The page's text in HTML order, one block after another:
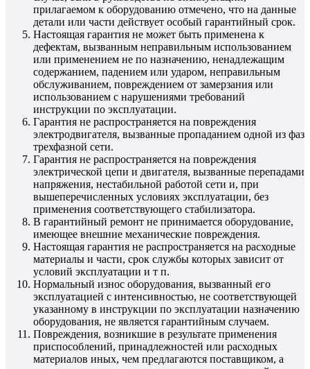
прилагаемом к оборудованию отмечено, что на данные
детали или части действует особый гарантийный срок.
Настоящая гарантия не может быть применена к
дефектам, вызванным неправильным использованием
или применением не по назначению, ненадлежащим
содержанием, падением или ударом, неправильным
обслуживанием, повреждением от замерзания или
использованием с нарушениями требований
инструкции по эксплуатации.
Гарантия не распространяется на повреждения
электродвигателя, вызванные пропаданием одной из фаз
трехфазной сети.
Гарантия не распространяется на повреждения
электрической цепи и двигателя, вызванные перепадами
напряжения, нестабильной работой сети и, при
вышеперечисленных условиях эксплуатации, без
применения соответствующего стабилизатора.
В гарантийный ремонт не принимается оборудование,
имеющее внешние механические повреждения.
Настоящая гарантия не распространяется на расходные
материалы и части, срок службы которых зависит от
условий эксплуатации и т п.
Нормальный износ оборудования, вызванный его
эксплуатацией с интенсивностью, не соответствующей
указанному в инструкции по эксплуатации назначению
оборудования, не является гарантийным случаем.
Повреждения, возникшие в результате применения
приспособлений, принадлежностей или расходных
материалов иных, чем предлагаются поставщиком, а